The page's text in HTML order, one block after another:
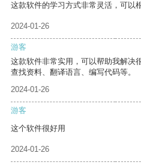
这款软件的学习方式非常灵活，可以
2024-01-26
游客
这款软件非常实用，可以帮助我解决
查找资料、翻译语言、编写代码等。
2024-01-26
游客
这个软件很好用
2024-01-26